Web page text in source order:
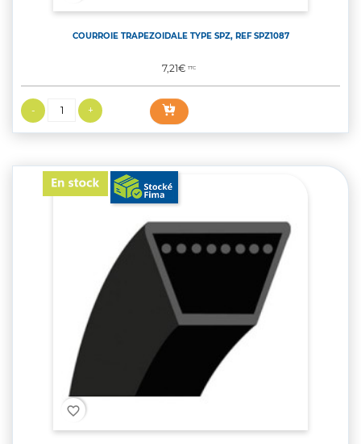
COURROIE TRAPEZOIDALE TYPE SPZ, REF SPZ1087
Prix
7,21€TTC
favorite_border